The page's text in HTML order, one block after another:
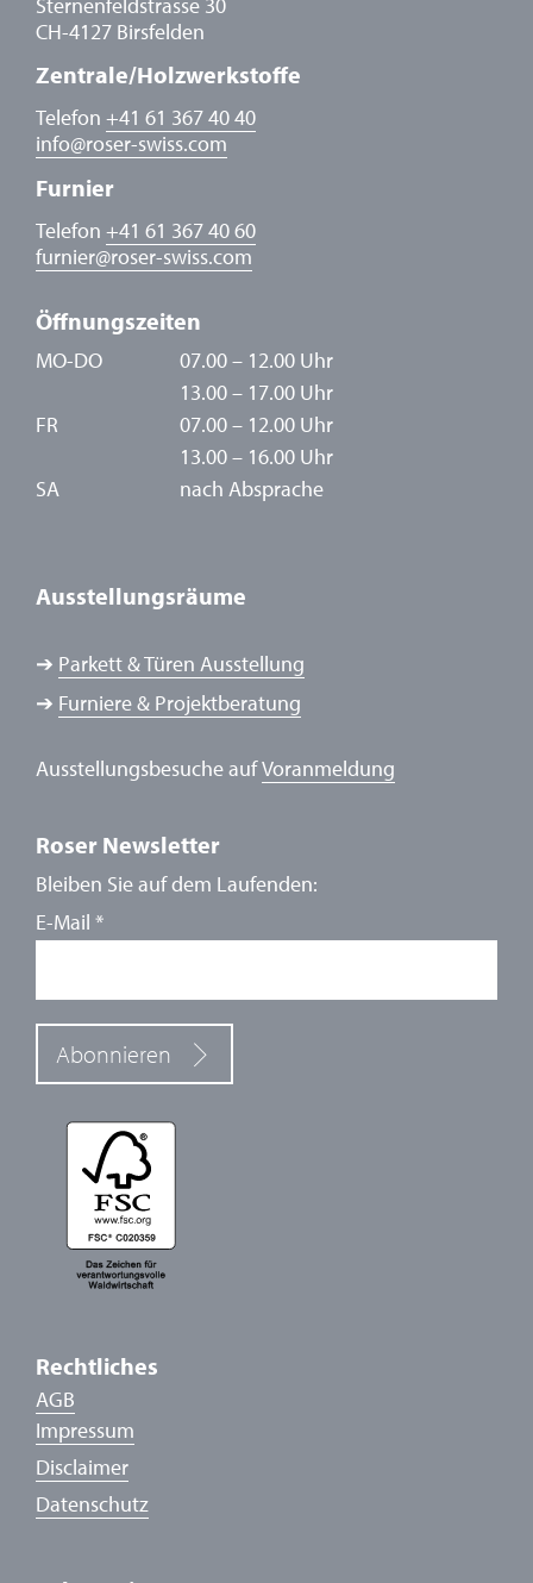
CH-4127 Birsfelden
Zentrale/Holzwerkstoffe
Telefon +41 61 367 40 40
info@roser-swiss.com
Furnier
Telefon +41 61 367 40 60
furnier@roser-swiss.com
Öffnungszeiten
MO-DO
07.00 – 12.00 Uhr
13.00 – 17.00 Uhr
FR
07.00 – 12.00 Uhr
13.00 – 16.00 Uhr
SA
nach Absprache
Ausstellungsräume
➔ Parkett & Türen Ausstellung
➔ Furniere & Projektberatung
Ausstellungsbesuche aufVoranmeldung
Roser Newsletter
Bleiben Sie auf dem Laufenden:
E-Mail *
Abonnieren
Rechtliches
AGB
Impressum
Disclaimer
Datenschutz